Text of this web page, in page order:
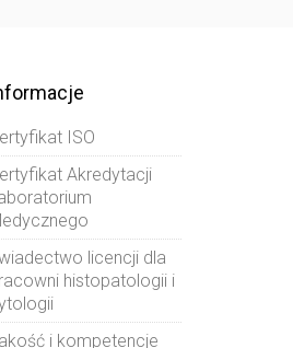
ISO
Akredytacji
licencji dla
histopatologii i
i kompetencje